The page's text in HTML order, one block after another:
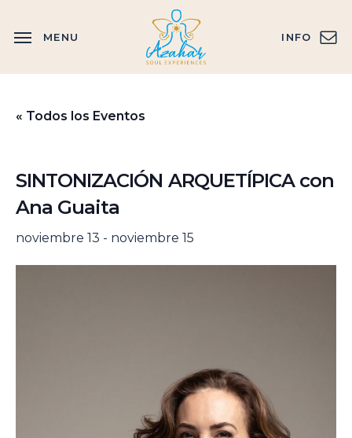
content
INFO
MENU
« Todos los Eventos
SINTONIZACIÓN ARQUETÍPICA con
Ana Guaita
noviembre 13 - noviembre 15